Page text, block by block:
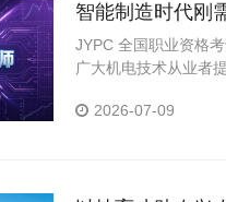
智能制造时代刚
职业发展路径
JYPC 全国职业资格
广大机电技术从业者
2026-07-09